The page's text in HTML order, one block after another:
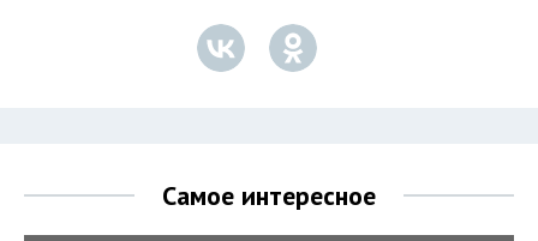
Самое интересное